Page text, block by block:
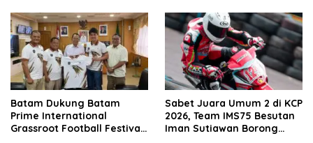
Batam Dukung Batam
Prime International
Grassroot Football Festival
Sabet Juara Umum 2 di KCP
2026, Team IMS75 Besutan
Iman Sutiawan Borong